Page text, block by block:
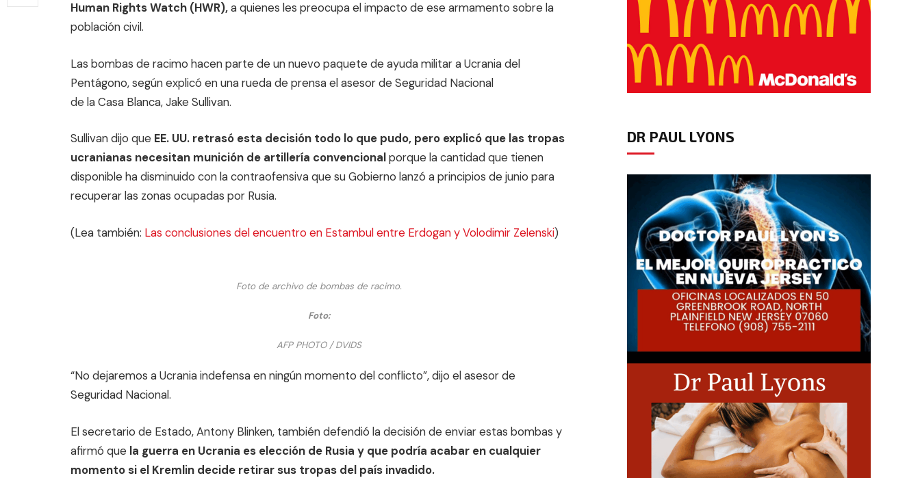
Human Rights Watch (HWR),a quienes les preocupa el impacto de ese armamento sobre la
población civil.
Las bombas de racimo hacen parte de un nuevo paquete de ayuda militar a Ucrania del
Pentágono, según explicó en una rueda de prensa el asesor de Seguridad Nacional
de la Casa Blanca, Jake Sullivan.
Sullivan dijo que EE. UU. retrasó esta decisión todo lo que pudo, pero explicó que las tropas
ucranianas necesitan munición de artillería convencionalporque la cantidad que tienen
disponible ha disminuido con la contraofensiva que su Gobierno lanzó a principios de junio para
recuperar las zonas ocupadas por Rusia.
(Lea también: Las conclusiones del encuentro en Estambul entre Erdogan y Volodimir Zelenski)
Foto de archivo de bombas de racimo.
Foto:
AFP PHOTO / DVIDS
“No dejaremos a Ucrania indefensa en ningún momento del conflicto”, dijo el asesor de
Seguridad Nacional.
El secretario de Estado, Antony Blinken, también defendió la decisión de enviar estas bombas y
afirmó que la guerra en Ucrania es elección de Rusia y que podría acabar en cualquier
momento si el Kremlin decide retirar sus tropas del país invadido.
DR PAUL LYONS